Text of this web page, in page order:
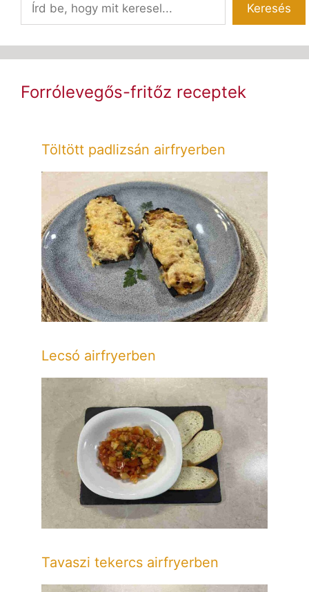
Keresés
Forrólevegős-fritőz receptek
Töltött padlizsán airfryerben
Lecsó airfryerben
Tavaszi tekercs airfryerben